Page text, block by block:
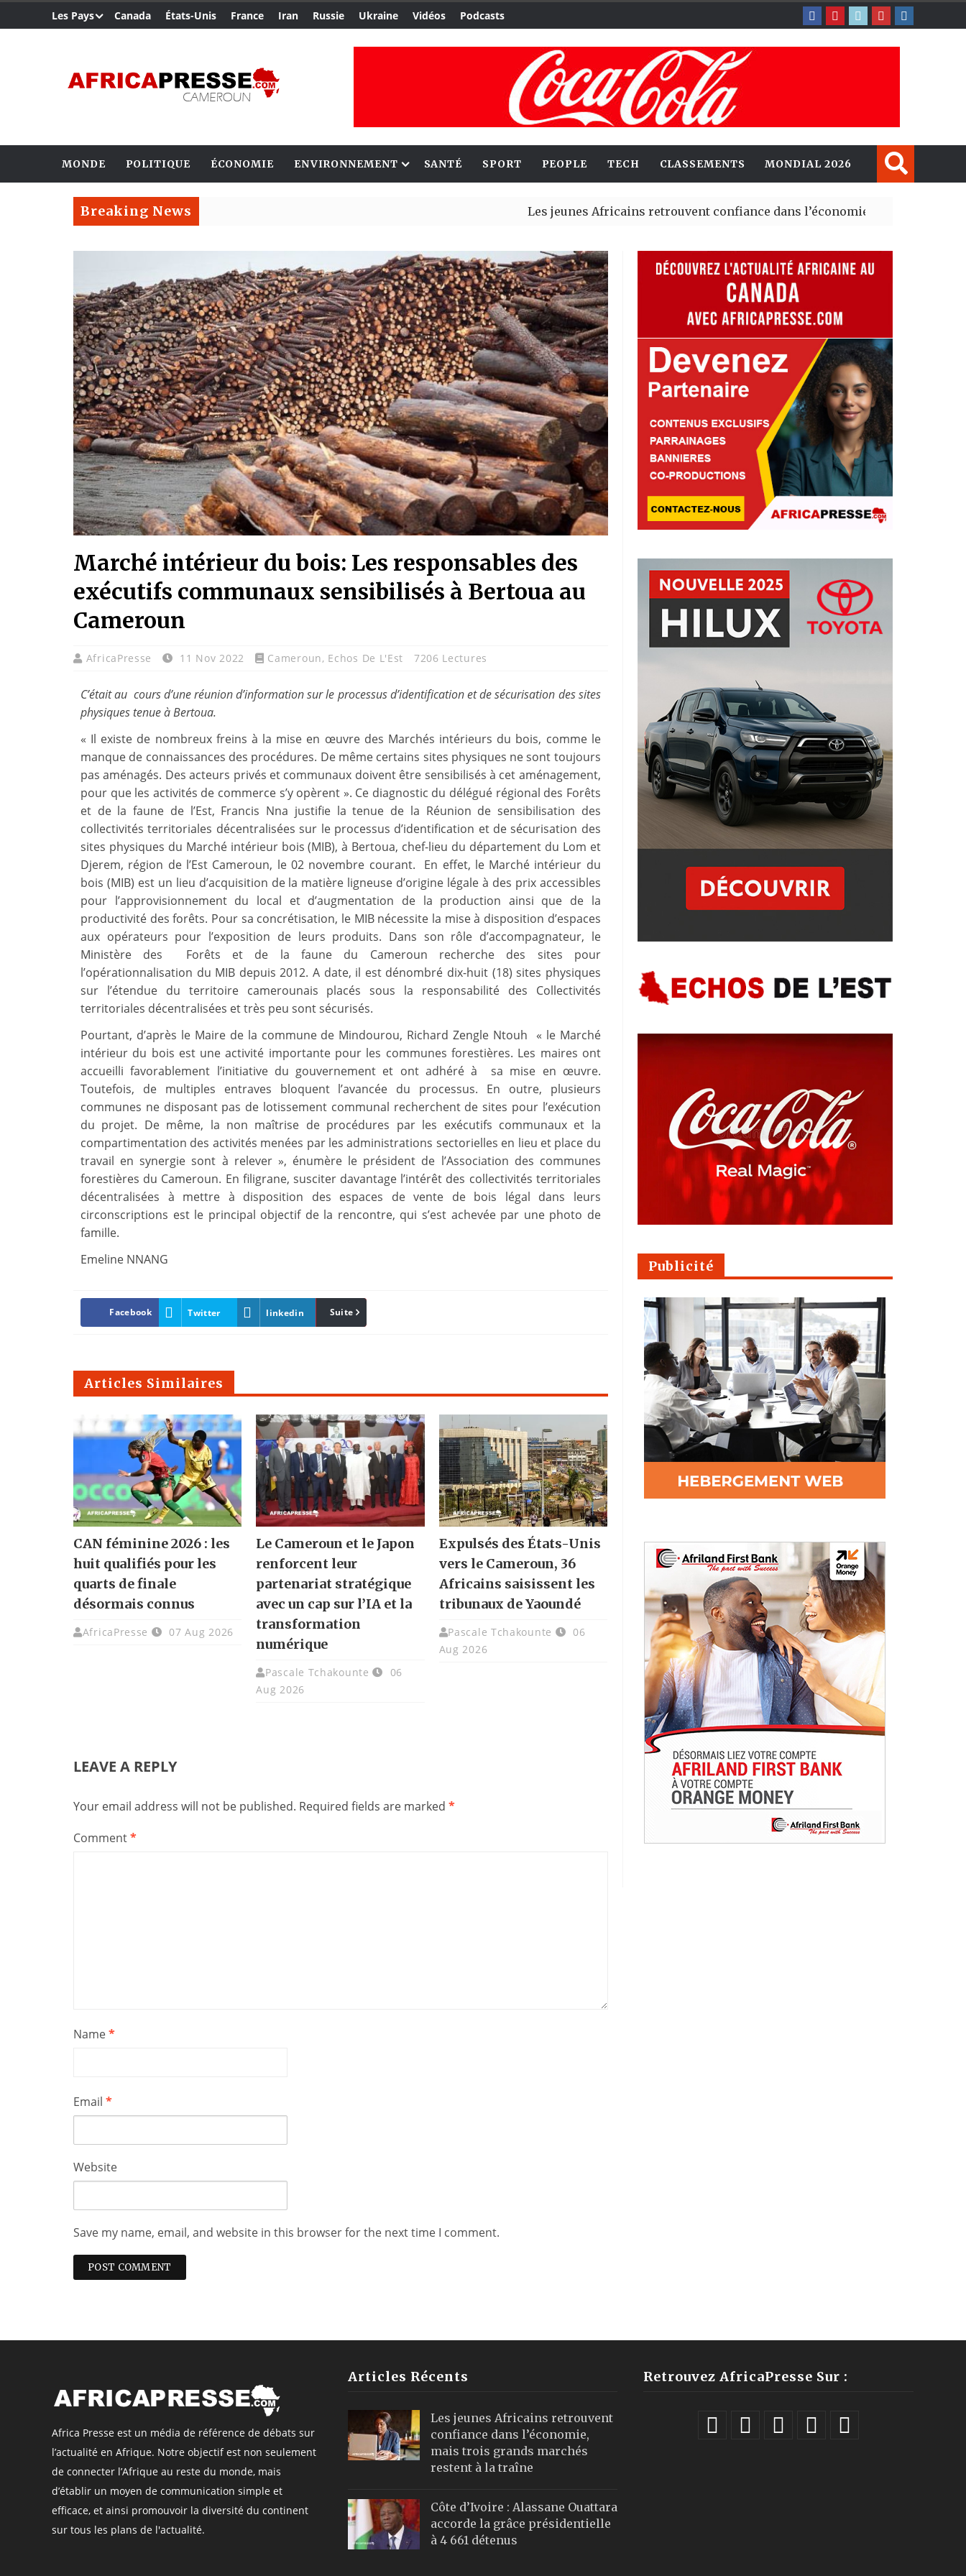
Les Pays Canada États-Unis France Iran Russie Ukraine Vidéos Podcasts
MONDE POLITIQUE ÉCONOMIE ENVIRONNEMENT SANTÉ SPORT PEOPLE TECH CLASSEMENTS MONDIAL 2026
Breaking News Les jeunes Africains retrouvent confiance dans l’économie, mais trois grands
Marché intérieur du bois: Les responsables des
exécutifs communaux sensibilisés à Bertoua au
Cameroun
AfricaPresse 11 Nov 2022 Cameroun, Echos De L'Est 7206 Lectures
C’était au cours d’une réunion d’information sur le processus d’identification et de sécurisation des sites
physiques tenue à Bertoua.
« Il existe de nombreux freins à la mise en œuvre des Marchés intérieurs du bois, comme le
manque de connaissances des procédures. De même certains sites physiques ne sont toujours
pas aménagés. Des acteurs privés et communaux doivent être sensibilisés à cet aménagement,
pour que les activités de commerce s’y opèrent ». Ce diagnostic du délégué régional des Forêts
et de la faune de l’Est, Francis Nna justifie la tenue de la Réunion de sensibilisation des
collectivités territoriales décentralisées sur le processus d’identification et de sécurisation des
sites physiques du Marché intérieur bois (MIB), à Bertoua, chef-lieu du département du Lom et
Djerem, région de l’Est Cameroun, le 02 novembre courant. En effet, le Marché intérieur du
bois (MIB) est un lieu d’acquisition de la matière ligneuse d’origine légale à des prix accessibles
pour l’approvisionnement du local et d’augmentation de la production ainsi que de la
productivité des forêts. Pour sa concrétisation, le MIB nécessite la mise à disposition d’espaces
aux opérateurs pour l’exposition de leurs produits. Dans son rôle d’accompagnateur, le
Ministère des Forêts et de la faune du Cameroun recherche des sites pour
l’opérationnalisation du MIB depuis 2012. A date, il est dénombré dix-huit (18) sites physiques
sur l’étendue du territoire camerounais placés sous la responsabilité des Collectivités
territoriales décentralisées et très peu sont sécurisés.
Pourtant, d’après le Maire de la commune de Mindourou, Richard Zengle Ntouh « le Marché
intérieur du bois est une activité importante pour les communes forestières. Les maires ont
accueilli favorablement l’initiative du gouvernement et ont adhéré à sa mise en œuvre.
Toutefois, de multiples entraves bloquent l’avancée du processus. En outre, plusieurs
communes ne disposant pas de lotissement communal recherchent de sites pour l’exécution
du projet. De même, la non maîtrise de procédures par les exécutifs communaux et la
compartimentation des activités menées par les administrations sectorielles en lieu et place du
travail en synergie sont à relever », énumère le président de l’Association des communes
forestières du Cameroun. En filigrane, susciter davantage l’intérêt des collectivités territoriales
décentralisées à mettre à disposition des espaces de vente de bois légal dans leurs
circonscriptions est le principal objectif de la rencontre, qui s’est achevée par une photo de
famille.
Emeline NNANG
Facebook Twitter linkedin Pinterest
Suite
Articles Similaires
CAN féminine 2026 : les
huit qualifiés pour les
quarts de finale
désormais connus
AfricaPresse 07 Aug 2026
Le Cameroun et le Japon
renforcent leur
partenariat stratégique
avec un cap sur l’IA et la
transformation
numérique
Pascale Tchakounte
06
Aug 2026
Expulsés des États-Unis
vers le Cameroun, 36
Africains saisissent les
tribunaux de Yaoundé
Pascale Tchakounte
06
Aug 2026
LEAVE A REPLY
Your email address will not be published. Required fields are marked *
Comment*
Name*
Email *
Website
Save my name, email, and website in this browser for the next time I comment.
Publicité
Africa Presse est un média de référence de débats sur
l’actualité en Afrique. Notre objectif est non seulement
de connecter l’Afrique au reste du monde, mais
d’établir un moyen de communication simple et
efficace, et ainsi promouvoir la diversité du continent
sur tous les plans de l'actualité.
Articles Récents
Les jeunes Africains retrouvent
confiance dans l’économie,
mais trois grands marchés
restent à la traîne
Côte d’Ivoire : Alassane Ouattara
accorde la grâce présidentielle
à 4 661 détenus
Retrouvez AfricaPresse Sur :